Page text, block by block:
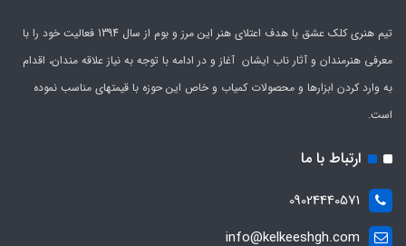
تیم هنری کلک عشق با هدف اعتلای هنر این مرز و بوم از سال 1394 فعالیت خود را با
معرفی هنرمندان و آثار ناب ایشان آغاز و در ادامه با توجه به نیاز علاقه مندان، اقدام
به وارد کردن ابزارها و محصولات کمیاب و خاص این حوزه با قیمتهای مناسب نموده
است.
ارتباط با ما
09024440571
info@kelkeeshgh.com